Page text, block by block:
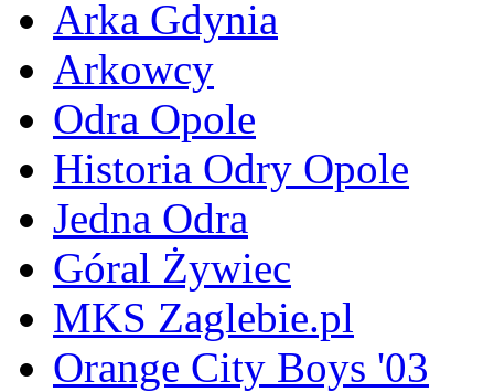
Arka Gdynia
Arkowcy
Odra Opole
Historia Odry Opole
Jedna Odra
Góral Żywiec
MKS Zaglebie.pl
Orange City Boys '03